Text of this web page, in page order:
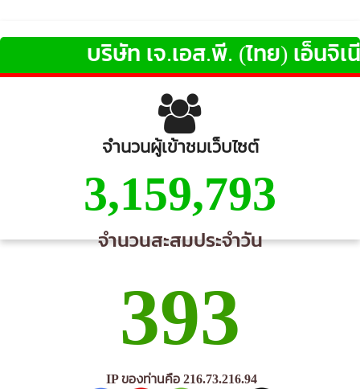
บริษัท เจ.เอส.พี. (ไทย) เอ็นจิเนี
จำนวนผู้เข้าชมเว็บไซต์
3,159,793
จำนวนสะสมประจำวัน
393
IP ของท่านคือ 216.73.216.94